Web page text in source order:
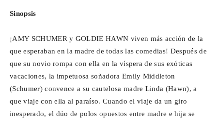
Sinopsis
¡AMY SCHUMER y GOLDIE HAWN viven más acción de la
que esperaban en la madre de todas las comedias! Después de
que su novio rompa con ella en la víspera de sus exóticas
vacaciones, la impetuosa soñadora Emily Middleton
(Schumer) convence a su cautelosa madre Linda (Hawn), a
que viaje con ella al paraíso. Cuando el viaje da un giro
inesperado, el dúo de polos opuestos entre madre e hija se